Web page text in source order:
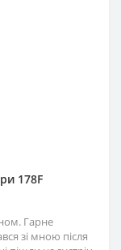
178F
Гарне
зі мною після